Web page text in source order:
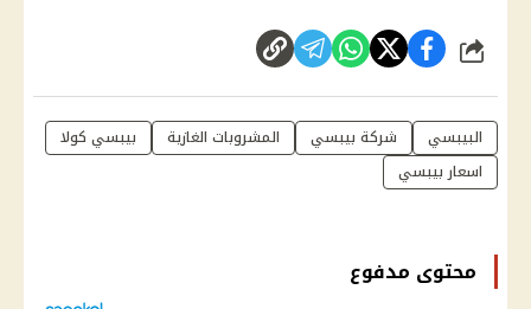
شارك
البيبسي شركة بيبسي المشروبات الغازية
بيبسي كولا
اسعار بيبسي
محتوى مدفوع